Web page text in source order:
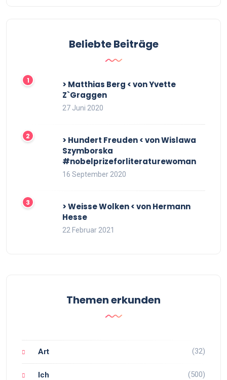
Beliebte Beiträge
> Matthias Berg < von Yvette
Z`Graggen
27 Juni 2020
> Hundert Freuden < von Wislawa
Szymborska
#nobelprizeforliteraturewoman
16 September 2020
> Weisse Wolken < von Hermann
Hesse
22 Februar 2021
Themen erkunden
Art (32)
Ich (500)